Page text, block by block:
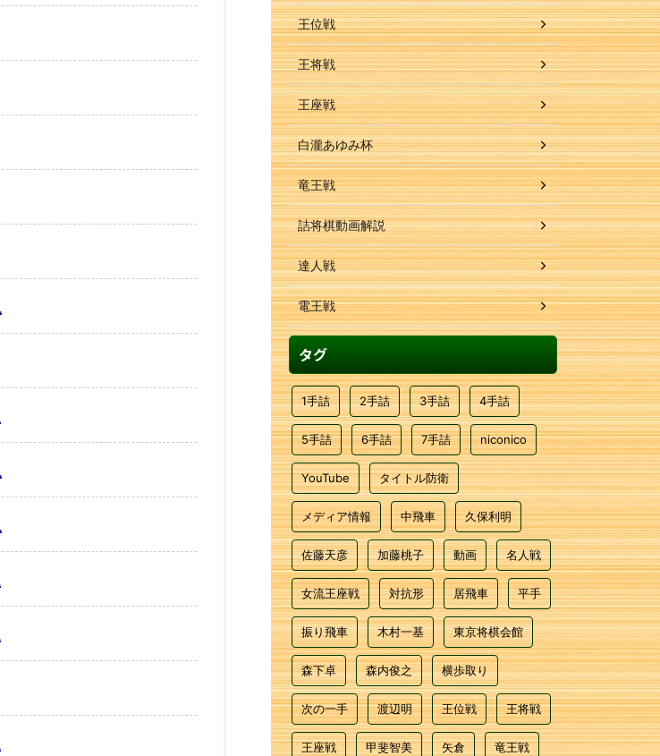
王位戦
王将戦
王座戦
白瀧あゆみ杯
竜王戦
詰将棋動画解説
達人戦
電王戦
タグ
1手詰 2手詰 3手詰 4手詰
5手詰 6手詰 7手詰 niconico
YouTube タイトル防衛
メディア情報 中飛車 久保利明
佐藤天彦 加藤桃子 動画 名人戦
女流王座戦 対抗形 居飛車 平手
振り飛車 木村一基 東京将棋会館
森下卓 森内俊之 横歩取り
次の一手 渡辺明 王位戦 王将戦
王座戦 甲斐智美 矢倉 竜王戦